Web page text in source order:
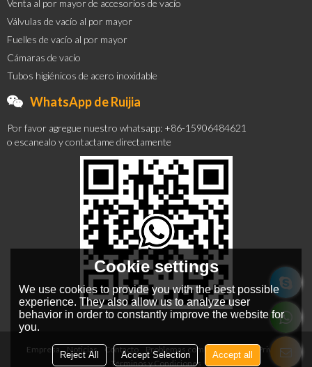
Venta al por mayor de accesorios de vacío
Válvulas de vacío al por mayor
Fuelles de vacío al por mayor
Cámaras de vacío
Tubos higiénicos de acero inoxidable
WhatsApp de Ruijia
Por favor agregue nuestro whatsapp: +86-15906484621
o escanealo y contactame directamente
Empresa Noticias Contacto Problemas comunes
Noticia Privada
Términos y Condiciones
Cookie settings
We use cookies to provide you with the best possible
experience. They also allow us to analyze user
behavior in order to constantly improve the website for
you.
Reject All Accept Selection Accept all